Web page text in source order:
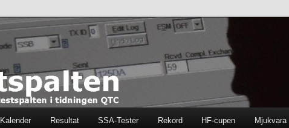
contestspalten i tidningen QTC
Kalender Resultat SSA-Tester Rekord HF-cupen Mjukvara